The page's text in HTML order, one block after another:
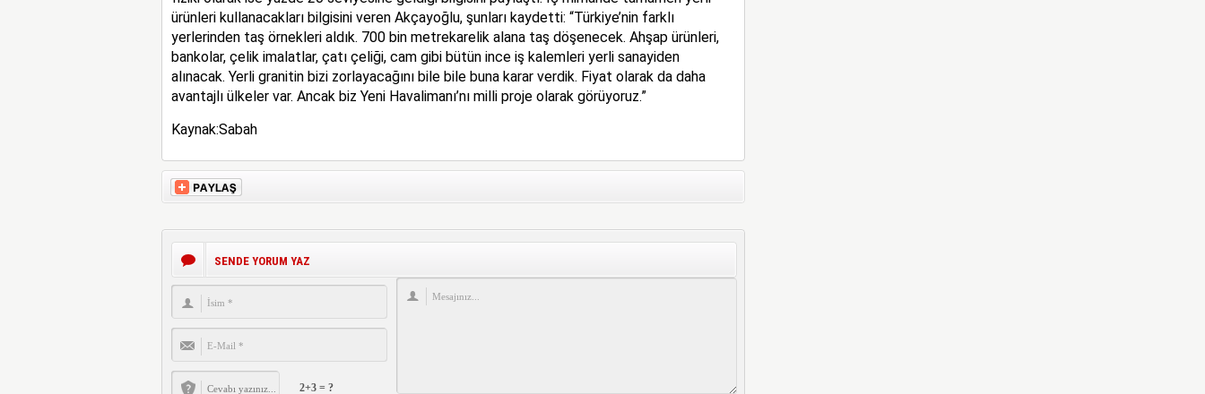
ürünleri kullanacakları bilgisini veren Akçayoğlu, şunları kaydetti: “Türkiye’nin farklı
yerlerinden taş örnekleri aldık. 700 bin metrekarelik alana taş döşenecek. Ahşap ürünleri,
bankolar, çelik imalatlar, çatı çeliği, cam gibi bütün ince iş kalemleri yerli sanayiden
alınacak. Yerli granitin bizi zorlayacağını bile bile buna karar verdik. Fiyat olarak da daha
avantajlı ülkeler var. Ancak biz Yeni Havalimanı’nı milli proje olarak görüyoruz.”
Kaynak:Sabah
SENDE YORUM YAZ
2+3 = ?